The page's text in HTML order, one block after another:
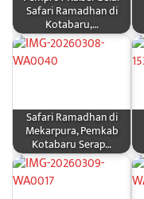
Safari Ramadhan di
Kotabaru,…
Safari Ramadhan di
Mekarpura, Pemkab
Kotabaru Serap…